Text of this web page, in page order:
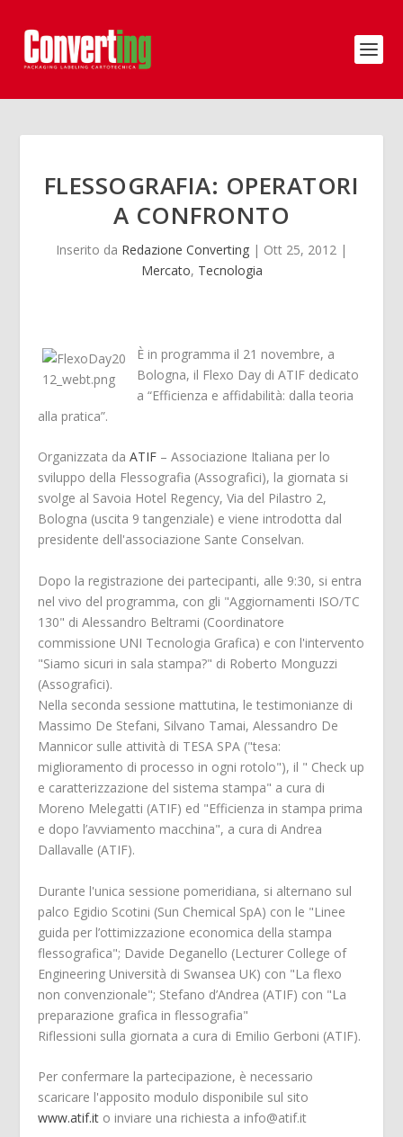
FLESSOGRAFIA: OPERATORI
A CONFRONTO
Inserito da Redazione Converting | Ott 25, 2012 |
Mercato, Tecnologia
È in programma il 21 novembre, a
Bologna, il Flexo Day di ATIF dedicato
a “Efficienza e affidabilità: dalla teoria
alla pratica”.
Organizzata daATIF – Associazione Italiana per lo
sviluppo della Flessografia (Assografici), la giornata si
svolge al Savoia Hotel Regency, Via del Pilastro 2,
Bologna (uscita 9 tangenziale) e viene introdotta dal
presidente dell'associazione Sante Conselvan.
Dopo la registrazione dei partecipanti, alle 9:30, si entra
nel vivo del programma, con gli "Aggiornamenti ISO/TC
130" di Alessandro Beltrami (Coordinatore
commissione UNI Tecnologia Grafica) e con l'intervento
"Siamo sicuri in sala stampa?" di Roberto Monguzzi
(Assografici).
Nella seconda sessione mattutina, le testimonianze di
Massimo De Stefani, Silvano Tamai, Alessandro De
Mannicor sulle attività di TESA SPA ("tesa:
miglioramento di processo in ogni rotolo"), il " Check up
e caratterizzazione del sistema stampa" a cura di
Moreno Melegatti (ATIF) ed "Efficienza in stampa prima
e dopo l’avviamento macchina", a cura di Andrea
Dallavalle (ATIF).
Durante l'unica sessione pomeridiana, si alternano sul
palco Egidio Scotini (Sun Chemical SpA) con le "Linee
guida per l’ottimizzazione economica della stampa
flessografica"; Davide Deganello (Lecturer College of
Engineering Università di Swansea UK) con "La flexo
non convenzionale"; Stefano d’Andrea (ATIF) con "La
preparazione grafica in flessografia"
Riflessioni sulla giornata a cura di Emilio Gerboni (ATIF).
Per confermare la partecipazione, è necessario
scaricare l'apposito modulo disponibile sul sito
www.atif.it o inviare una richiesta a info@atif.it